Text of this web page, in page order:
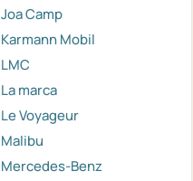
Joa Camp
Karmann Mobil
LMC
La marca
Le Voyageur
Malibu
Mercedes-Benz